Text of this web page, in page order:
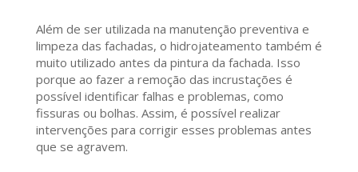
Além de ser utilizada na manutenção preventiva e
limpeza das fachadas, o hidrojateamento também é
muito utilizado antes da pintura da fachada. Isso
porque ao fazer a remoção das incrustações é
possível identificar falhas e problemas, como
fissuras ou bolhas. Assim, é possível realizar
intervenções para corrigir esses problemas antes
que se agravem.